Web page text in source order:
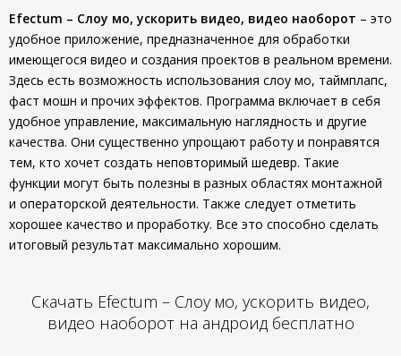
Efectum – Слоу мо, ускорить видео, видео наоборот – это
удобное приложение, предназначенное для обработки
имеющегося видео и создания проектов в реальном времени.
Здесь есть возможность использования слоу мо, таймплапс,
фаст мошн и прочих эффектов. Программа включает в себя
удобное управление, максимальную наглядность и другие
качества. Они существенно упрощают работу и понравятся
тем, кто хочет создать неповторимый шедевр. Такие
функции могут быть полезны в разных областях монтажной
и операторской деятельности. Также следует отметить
хорошее качество и проработку. Все это способно сделать
итоговый результат максимально хорошим.
Скачать Efectum – Слоу мо, ускорить видео,
видео наоборот на андроид бесплатно